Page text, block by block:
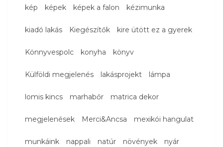
kép képek képek a falon kézimunka
kiadó lakás Kiegészítők kire ütött ez a gyerek
Könnyvespolc konyha könyv
Külföldi megjelenés lakásprojekt lámpa
lomis kincs marhabőr matrica dekor
megjelenések Merci&Ancsa mexikói hangulat
munkáink nappali natúr növények nyár